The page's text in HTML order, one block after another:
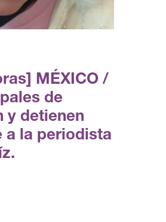
MÉXICO /
de
y detienen
a la periodista